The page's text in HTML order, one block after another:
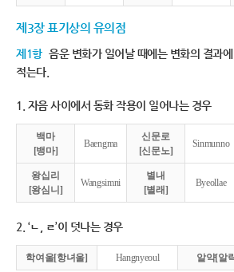
제3장 표기상의 유의점
제1항 음운 변화가 일어날 때에는 변화의 결과
적는다.
1. 자음 사이에서 동화 작용이 일어나는 경우
백마
[뱅마]
Baengma
신문로
[신문노]
Sinmunno
왕십리
[왕심니]
Wangsimni
별내
[별래]
Byeollae
2. ‘ㄴ, ㄹ’이 덧나는 경우
학여울[항녀울] Hangnyeoul 알약[알